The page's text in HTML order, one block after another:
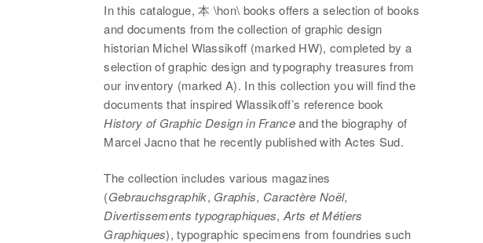
In this catalogue, 本 \hon\ books offers a selection of books
and documents from the collection of graphic design
historian Michel Wlassikoff (marked HW), completed by a
selection of graphic design and typography treasures from
our inventory (marked A). In this collection you will find the
documents that inspired Wlassikoff’s reference book
History of Graphic Design in Franceand the biography of
Marcel Jacno that he recently published with Actes Sud.
The collection includes various magazines
(Gebrauchsgraphik, Graphis, Caractère Noël,
Divertissements typographiques,Arts et Métiers
Graphiques), typographic specimens from foundries such